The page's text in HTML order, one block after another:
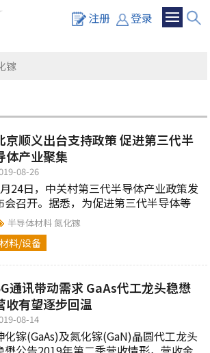
注册 登录
镓
京顺义出台支持政策 促进第三代半
体产业聚集
08-26
24日，中关村第三代半导体产业政策发
会召开。据悉，为促进第三代半导体等
业在中关村顺义园聚集发展，中关村和
义区将在企业研发创新、成果转化...
半导体材料 氮化镓
材料/设备
通讯带动需求 GaAs代工龙头稳懋
收有望逐步回温
08-14
化镓(GaAs)及氮化镓(GaN)晶圆代工龙头